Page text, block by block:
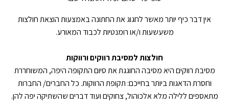
אין דבר כיף יותר מאשר לחגוג את החתונה באמצעות הוצאת חולצות
משעשעות ו/או רומנטיות לכבוד המאורע.
חולצות למסיבת רווקים ורווקות
מסיבת רווקים היא מסיבה החוגגת את סיום התקופה היפה, המשוחררת
וחסרת הדאגות ביותר בחייכם: תקופת הרווקות. כל החברים/ החברות
מתאספים ללילה מלא אלכוהול, צחוקים ועוד דברים שהשתיקה יפה להן.